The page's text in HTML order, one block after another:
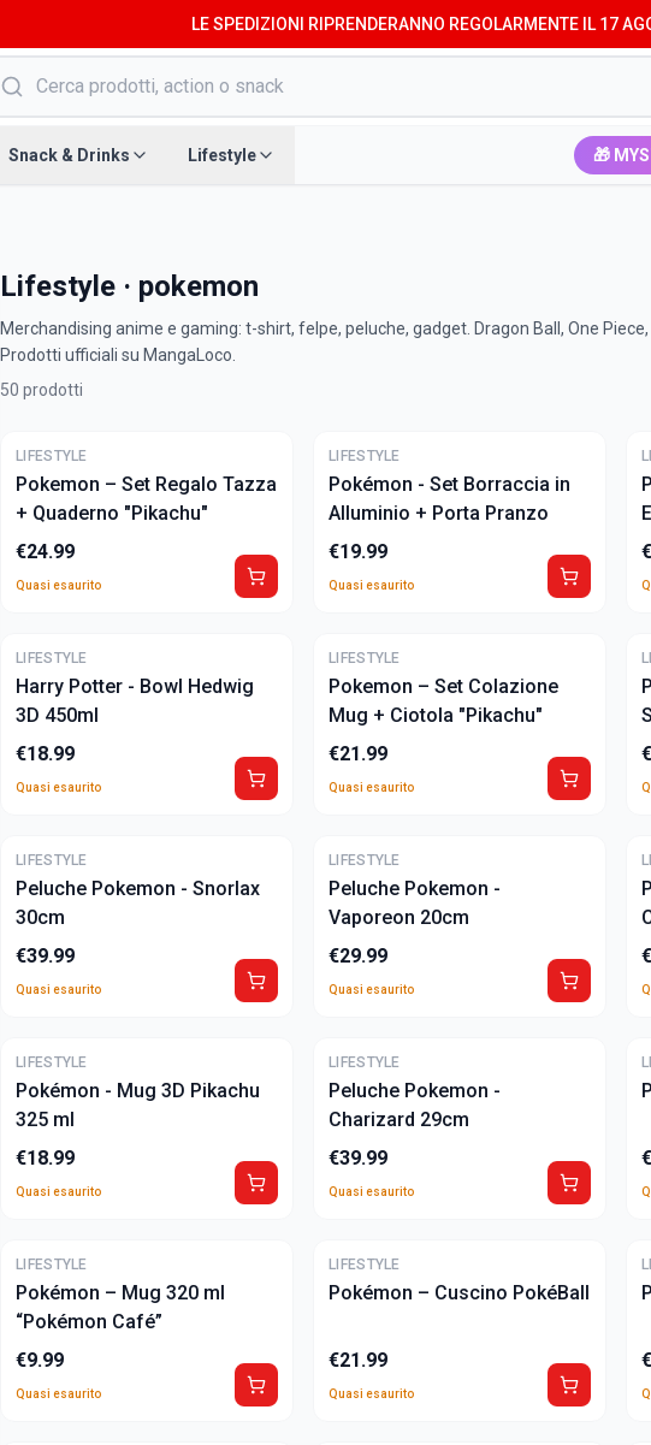
LE SPEDIZIONI RIPRENDERANNO REGOLARMENTE IL 17
Snack & Drinks Lifestyle 🎁
Lifestyle · pokemon
Merchandising anime e gaming: t-shirt, felpe, peluche, gadget. Dragon Ball, One Piece,
Prodotti ufficiali su MangaLoco.
50 prodotti
ULTIME
LIFESTYLE
Pokemon – Set Regalo Tazza
+ Quaderno "Pikachu"
€24.99
Quasi esaurito
ULTIME
LIFESTYLE
Pokémon - Set Borraccia in
Alluminio + Porta Pranzo
€19.99
Quasi esaurito
€
ULTIME
LIFESTYLE
Harry Potter - Bowl Hedwig
3D 450ml
€18.99
Quasi esaurito
ULTIME
LIFESTYLE
Pokemon – Set Colazione
Mug + Ciotola "Pikachu"
€21.99
Quasi esaurito
€
ULTIME
LIFESTYLE
Peluche Pokemon - Snorlax
30cm
€39.99
Quasi esaurito
ULTIME
LIFESTYLE
Peluche Pokemon -
Vaporeon 20cm
€29.99
Quasi esaurito
€
ULTIME
LIFESTYLE
Pokémon - Mug 3D Pikachu
325 ml
€18.99
Quasi esaurito
ULTIME
LIFESTYLE
Peluche Pokemon -
Charizard 29cm
€39.99
Quasi esaurito
€
ULTIME
LIFESTYLE
Pokémon – Mug 320 ml
“Pokémon Café”
€9.99
Quasi esaurito
ULTIME
LIFESTYLE
Pokémon – Cuscino PokéBall
€21.99
Quasi esaurito
€